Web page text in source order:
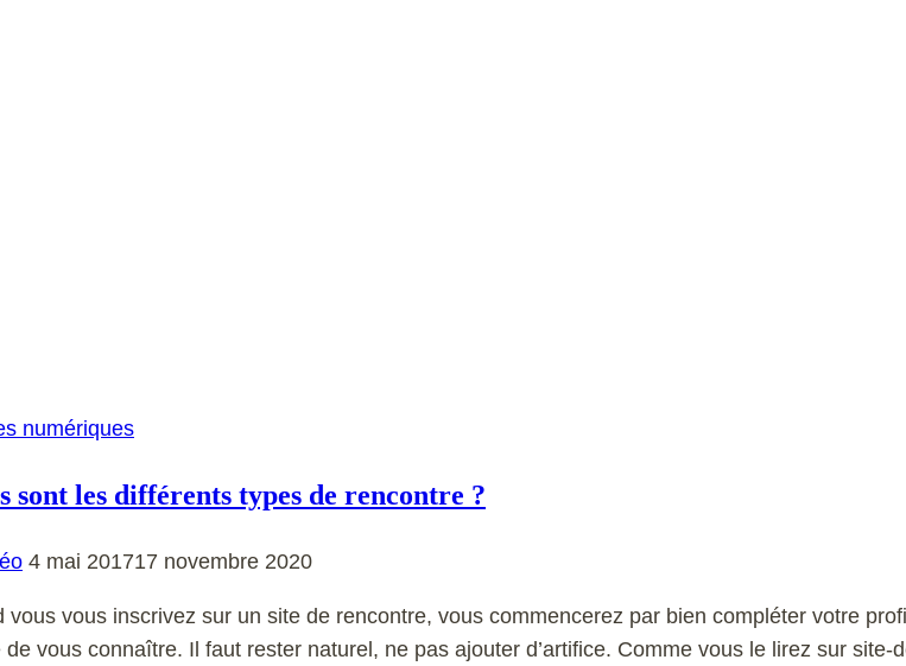
numériques
sont les différents types de rencontre ?
4 mai 201717 novembre 2020
vous vous inscrivez sur un site de rencontre, vous commencerez par bien compléter votre
de vous connaître. Il faut rester naturel, ne pas ajouter d’artifice. Comme vous le lirez sur